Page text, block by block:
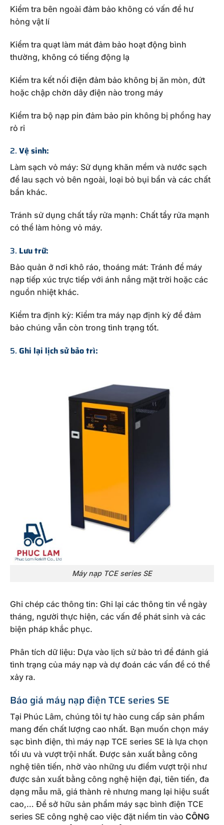
Kiểm tra bên ngoài đảm bảo không có vấn đề hư
hỏng vật lí
Kiểm tra quạt làm mát đảm bảo hoạt động bình
thường, không có tiếng động lạ
Kiểm tra kết nối điện đảm bảo không bị ăn mòn, đứt
hoặc chập chờn dây điện nào trong máy
Kiểm tra bộ nạp pin đảm bảo pin không bị phồng hay
rỏ rỉ
2. Vệ sinh:
Làm sạch vỏ máy: Sử dụng khăn mềm và nước sạch
để lau sạch vỏ bên ngoài, loại bỏ bụi bẩn và các chất
bẩn khác.
Tránh sử dụng chất tẩy rửa mạnh: Chất tẩy rửa mạnh
có thể làm hỏng vỏ máy.
3. Lưu trữ:
Bảo quản ở nơi khô ráo, thoáng mát: Tránh để máy
nạp tiếp xúc trực tiếp với ánh nắng mặt trời hoặc các
nguồn nhiệt khác.
Kiểm tra định kỳ: Kiểm tra máy nạp định kỳ để đảm
bảo chúng vẫn còn trong tình trạng tốt.
5. Ghi lại lịch sử bảo trì:
Máy nạp TCE series SE
Ghi chép các thông tin: Ghi lại các thông tin về ngày
tháng, người thực hiện, các vấn đề phát sinh và các
biện pháp khắc phục.
Phân tích dữ liệu: Dựa vào lịch sử bảo trì để đánh giá
tình trạng của máy nạp và dự đoán các vấn đề có thể
xảy ra.
Báo giá máy nạp điện TCE series SE
Tại Phúc Lâm, chúng tôi tự hào cung cấp sản phẩm
mang đến chất lượng cao nhất. Bạn muốn chọn máy
sạc bình điện, thì máy nạp TCE series SE là lựa chọn
tối ưu và vượt trội nhất. Được sản xuất bằng công
nghệ tiên tiến, nhờ vào những ưu điểm vượt trội như
được sản xuất bằng công nghệ hiện đại, tiên tiến, đa
dạng mẫu mã, giá thành rẻ nhưng mang lại hiệu suất
cao,… Để sở hữu sản phẩm máy sạc bình điện TCE
series SE công nghệ cao việc đặt niềm tin vào CÔNG